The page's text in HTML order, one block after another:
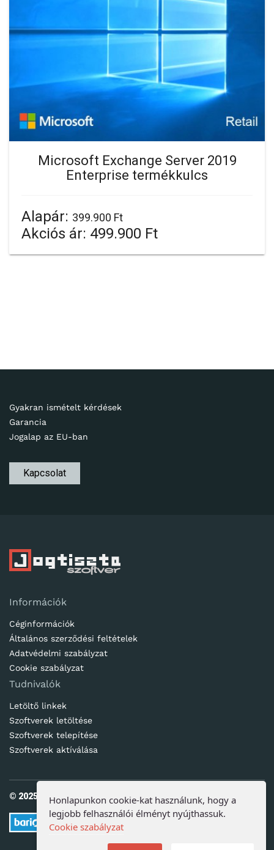
Microsoft Exchange Server 2019
Enterprise termékkulcs
Alapár: 399.900 Ft
Akciós ár: 499.900 Ft
Gyakran ismételt kérdések
Garancia
Jogalap az EU-ban
Kapcsolat
Információk
Céginformációk
Általános szerződési feltételek
Adatvédelmi szabályzat
Cookie szabályzat
Tudnivalók
Letöltő linkek
Szoftverek letöltése
Szoftverek telepítése
Szoftverek aktíválása
© 2025. Ötletes Megoldások Kft | www.jogtisztaszoftver.hu
Honlapunkon cookie-kat használunk, hogy a
legjobb felhasználói élményt nyújthassuk.
Cookie szabályzat